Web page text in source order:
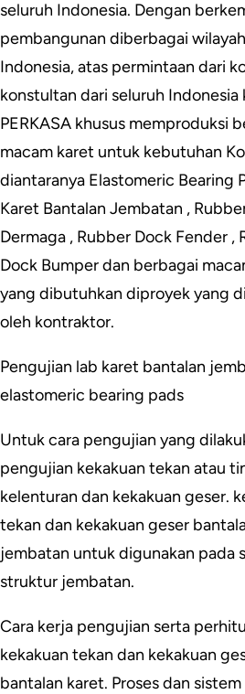
seluruh Indonesia. Dengan
pembangunan diberbagai
Indonesia, atas permintaan dari
konstultan dari seluruh Indonesia
PERKASA khusus memproduksi
macam karet untuk kebutuhan
diantaranya Elastomeric Bearing
Karet Bantalan Jembatan ,
Dermaga , Rubber Dock Fender ,
Dock Bumper dan berbagai
yang dibutuhkan diproyek yang
oleh kontraktor.
Pengujian lab karet bantalan
elastomeric bearing pads
Untuk cara pengujian yang
pengujian kekakuan tekan atau
kelenturan dan kekakuan geser.
tekan dan kekakuan geser
jembatan untuk digunakan pada
struktur jembatan.
Cara kerja pengujian serta
kekakuan tekan dan kekakuan
bantalan karet. Proses dan